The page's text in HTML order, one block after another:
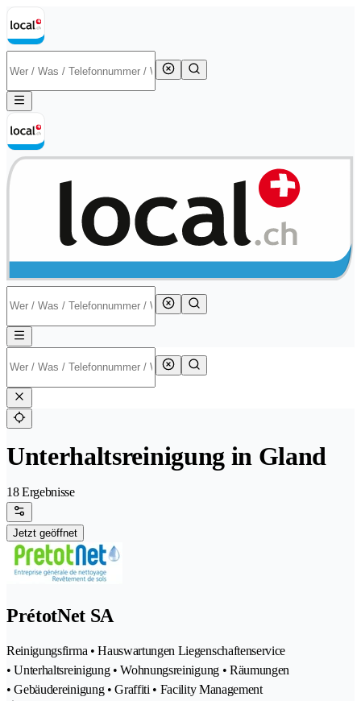
Unterhaltsreinigung in Gland
18 Ergebnisse
Jetzt geöffnet
PrétotNet SA
Reinigungsfirma • Hauswartungen Liegenschaftenservice
• Unterhaltsreinigung • Wohnungsreinigung • Räumungen
• Gebäudereinigung • Graffiti • Facility Management